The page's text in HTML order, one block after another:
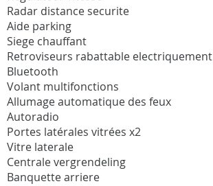
Radar distance securite
Aide parking
Siege chauffant
Retroviseurs rabattable electriquement
Bluetooth
Volant multifonctions
Allumage automatique des feux
Autoradio
Portes latérales vitrées x2
Vitre laterale
Centrale vergrendeling
Banquette arriere